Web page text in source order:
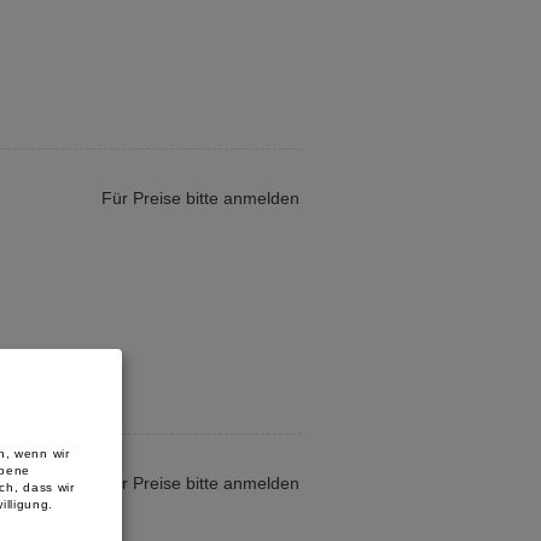
Für Preise bitte anmelden
Für Preise bitte anmelden
wenn wir
dass wir